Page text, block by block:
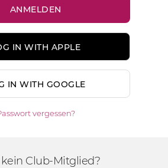
IN WITH APPLE
IN WITH GOOGLE
vergessen?
Club-Mitglied?